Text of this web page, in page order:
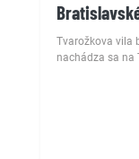
Tvarožkova vila
nachádza sa na